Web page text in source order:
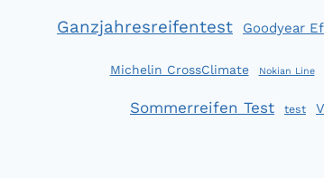
Ganzjahresreifentest Goodyear
Michelin CrossClimate Nokian Line
Sommerreifen Test test